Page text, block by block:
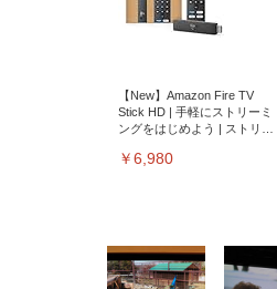
【New】Amazon Fire TV
Stick HD | 手軽にストリーミ
ングをはじめよう | ストリー
￥6,980